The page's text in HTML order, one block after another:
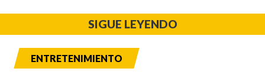
SIGUE LEYENDO
ENTRETENIMIENTO